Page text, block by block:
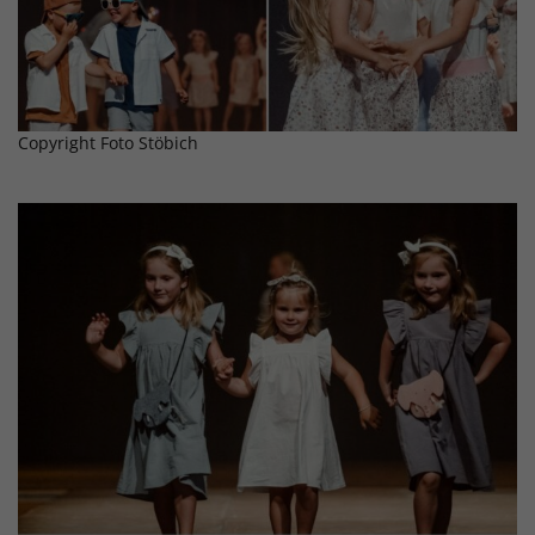
Copyright Foto Stöbich